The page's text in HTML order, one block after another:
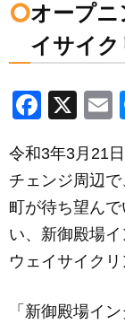
オープ
イサイ
F
c
e
b
o
o
k
X
令和3年3月21
チェンジ周辺
町が待ち望ん
い、新御殿場
ウェイサイクリ
「新御殿場イ